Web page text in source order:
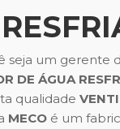
seja um gerente
DE ÁGUA
qualidade
MECOé um